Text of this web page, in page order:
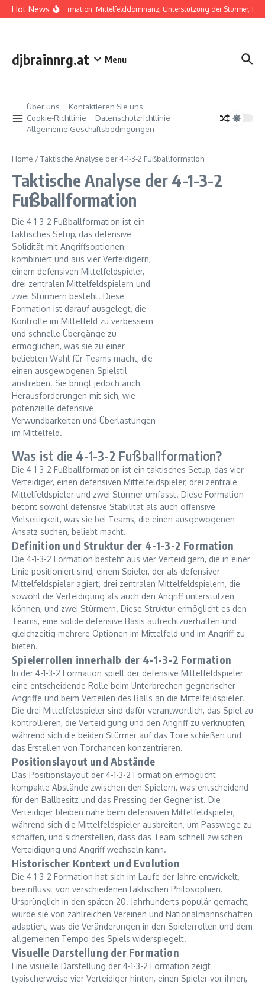
Skip to content
Hot News4-1-3-2 Formation: Mittelfelddominanz, Unterstützung der Stürmer,
djbrainnrg.at Menu
Über uns
Kontaktieren Sie uns
Cookie-Richtlinie
Datenschutzrichtlinie
Allgemeine Geschäftsbedingungen
Home /Taktische Analyse der 4-1-3-2 Fußballformation
Taktische Analyse der 4-1-3-2
Fußballformation
Die 4-1-3-2 Fußballformation ist ein
taktisches Setup, das defensive
Solidität mit Angriffsoptionen
kombiniert und aus vier Verteidigern,
einem defensiven Mittelfeldspieler,
drei zentralen Mittelfeldspielern und
zwei Stürmern besteht. Diese
Formation ist darauf ausgelegt, die
Kontrolle im Mittelfeld zu verbessern
und schnelle Übergänge zu
ermöglichen, was sie zu einer
beliebten Wahl für Teams macht, die
einen ausgewogenen Spielstil
anstreben. Sie bringt jedoch auch
Herausforderungen mit sich, wie
potenzielle defensive
Verwundbarkeiten und Überlastungen
im Mittelfeld.
Was ist die 4-1-3-2 Fußballformation?
Die 4-1-3-2 Fußballformation ist ein taktisches Setup, das vier
Verteidiger, einen defensiven Mittelfeldspieler, drei zentrale
Mittelfeldspieler und zwei Stürmer umfasst. Diese Formation
betont sowohl defensive Stabilität als auch offensive
Vielseitigkeit, was sie bei Teams, die einen ausgewogenen
Ansatz suchen, beliebt macht.
Definition und Struktur der 4-1-3-2 Formation
Die 4-1-3-2 Formation besteht aus vier Verteidigern, die in einer
Linie positioniert sind, einem Spieler, der als defensiver
Mittelfeldspieler agiert, drei zentralen Mittelfeldspielern, die
sowohl die Verteidigung als auch den Angriff unterstützen
können, und zwei Stürmern. Diese Struktur ermöglicht es den
Teams, eine solide defensive Basis aufrechtzuerhalten und
gleichzeitig mehrere Optionen im Mittelfeld und im Angriff zu
bieten.
Spielerrollen innerhalb der 4-1-3-2 Formation
In der 4-1-3-2 Formation spielt der defensive Mittelfeldspieler
eine entscheidende Rolle beim Unterbrechen gegnerischer
Angriffe und beim Verteilen des Balls an die Mittelfeldspieler.
Die drei Mittelfeldspieler sind dafür verantwortlich, das Spiel zu
kontrollieren, die Verteidigung und den Angriff zu verknüpfen,
während sich die beiden Stürmer auf das Tore schießen und
das Erstellen von Torchancen konzentrieren.
Positionslayout und Abstände
Das Positionslayout der 4-1-3-2 Formation ermöglicht
kompakte Abstände zwischen den Spielern, was entscheidend
für den Ballbesitz und das Pressing der Gegner ist. Die
Verteidiger bleiben nahe beim defensiven Mittelfeldspieler,
während sich die Mittelfeldspieler ausbreiten, um Passwege zu
schaffen, und sicherstellen, dass das Team schnell zwischen
Verteidigung und Angriff wechseln kann.
Historischer Kontext und Evolution
Die 4-1-3-2 Formation hat sich im Laufe der Jahre entwickelt,
beeinflusst von verschiedenen taktischen Philosophien.
Ursprünglich in den späten 20. Jahrhunderts populär gemacht,
wurde sie von zahlreichen Vereinen und Nationalmannschaften
adaptiert, was die Veränderungen in den Spielerrollen und dem
allgemeinen Tempo des Spiels widerspiegelt.
Visuelle Darstellung der Formation
Eine visuelle Darstellung der 4-1-3-2 Formation zeigt
typischerweise vier Verteidiger hinten, einen Spieler vor ihnen,